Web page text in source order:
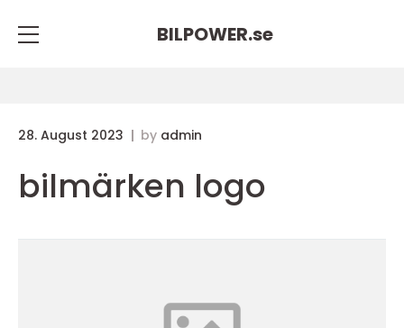
BILPOWER.se
28. August 2023 by admin
bilmärken logo